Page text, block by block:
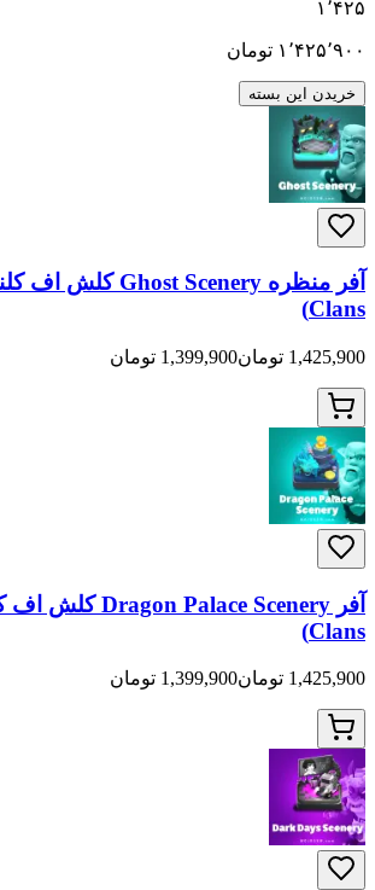
۱٬۴۲۵
۱٬۴۲۵٬۹۰۰ تومان
خریدن این بسته
Clans)
1,425,900 تومان 1,399,900 تومان
Clans)
1,425,900 تومان 1,399,900 تومان